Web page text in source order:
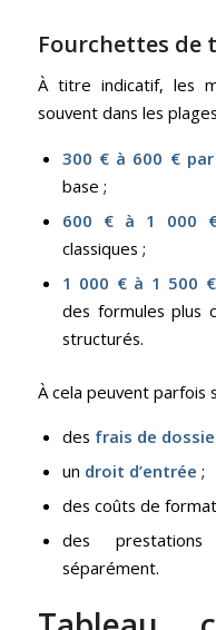
Fourchettes de
À titre indicatif, les
souvent dans les
300 € à 600 €
base ;
600 € à 1 000
classiques ;
1 000 € à 1 500
des formules plus
structurés.
À cela peuvent parfois
des frais de
un droit d’entrée ;
des coûts de
des prestations
séparément.